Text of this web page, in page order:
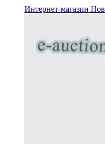
Интернет-магазин